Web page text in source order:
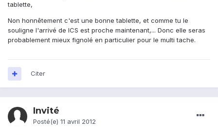
tablette,
Non honnêtement c'est une bonne tablette, et comme tu le
souligne l'arrivé de ICS est proche maintenant,... Donc elle seras
probablement mieux fignolé en particulier pour le multi tache.
Citer
Invité
Posté(e) 11 avril 2012